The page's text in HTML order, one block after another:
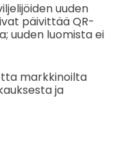
uuden
päivittää QR-
uuden luomista ei
markkinoilta
ja